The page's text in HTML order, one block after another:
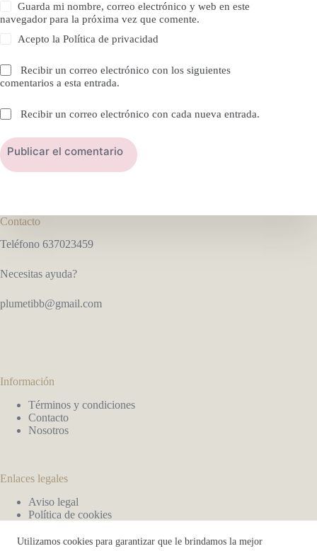
Utilizamos cookies para garantizar que le brindamos la mejor
Guarda mi nombre, correo electrónico y web en este
navegador para la próxima vez que comente.
Acepto laPolítica de privacidad
Recibir un correo electrónico con los siguientes
comentarios a esta entrada.
Recibir un correo electrónico con cada nueva entrada.
Publicar el comentario
Contacto
Teléfono 637023459
Necesitas ayuda?
plumetibb@gmail.com
Información
Términos y condiciones
Contacto
Nosotros
Enlaces legales
Aviso legal
Política de cookies